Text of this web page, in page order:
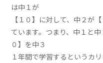
は中１が
【１０】に対して、中２が
ています。つまり、中１と
０】を中３
１年間で学習するというカ